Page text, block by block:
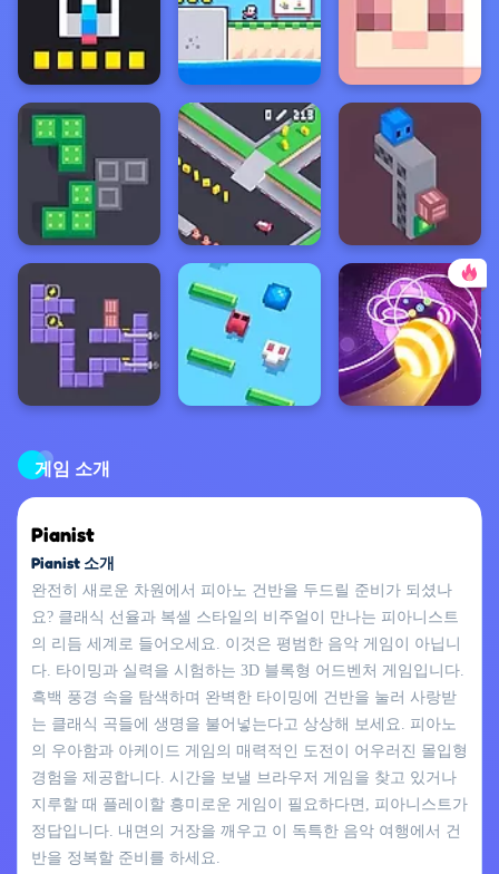
게임 소개
Pianist
Pianist 소개
완전히 새로운 차원에서 피아노 건반을 두드릴 준비가 되셨나
요? 클래식 선율과 복셀 스타일의 비주얼이 만나는 피아니스트
의 리듬 세계로 들어오세요. 이것은 평범한 음악 게임이 아닙니
다. 타이밍과 실력을 시험하는 3D 블록형 어드벤처 게임입니다.
흑백 풍경 속을 탐색하며 완벽한 타이밍에 건반을 눌러 사랑받
는 클래식 곡들에 생명을 불어넣는다고 상상해 보세요. 피아노
의 우아함과 아케이드 게임의 매력적인 도전이 어우러진 몰입형
경험을 제공합니다. 시간을 보낼 브라우저 게임을 찾고 있거나
지루할 때 플레이할 흥미로운 게임이 필요하다면, 피아니스트가
정답입니다. 내면의 거장을 깨우고 이 독특한 음악 여행에서 건
반을 정복할 준비를 하세요.